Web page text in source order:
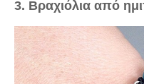
3. Βραχιόλια από